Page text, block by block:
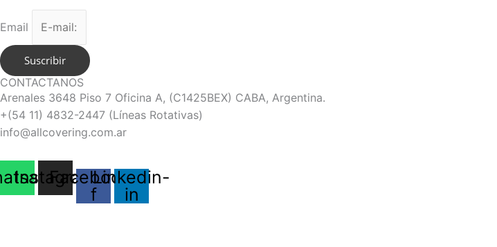
Email
Suscribir
CONTACTANOS
Arenales 3648 Piso 7 Oficina A, (C1425BEX) CABA, Argentina.
+(54 11) 4832-2447 (Líneas Rotativas)
info@allcovering.com.ar
Instagram
Facebook-
f
Linkedin-
in